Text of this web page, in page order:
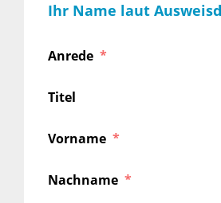
Ihr Name laut
Anrede
Titel
Vorname
Nachname